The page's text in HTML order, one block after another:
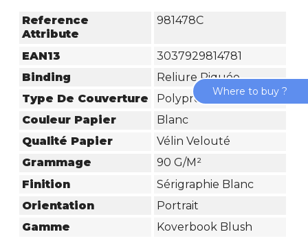
Reference
Attribute
981478C
EAN13
3037929814781
Binding
Reliure Piquée
Type De Couverture
Polypropylène
Couleur Papier
Blanc
Qualité Papier
Vélin Velouté
Grammage
90 G/m²
Finition
Sérigraphie Blanc
Orientation
Portrait
Gamme
Koverbook Blush
Where to buy ?